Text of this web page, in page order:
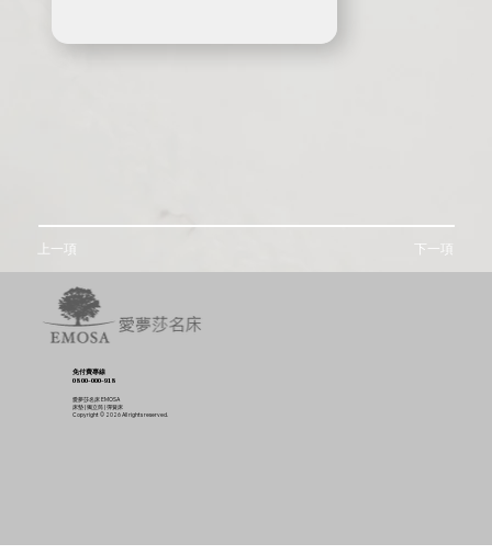
上一項 下一項
免付費專線
0800-000-918
愛夢莎名床 EMOSA
床墊 | 獨立筒 | 彈簧床
Copyright © 2026 All rights reserved.